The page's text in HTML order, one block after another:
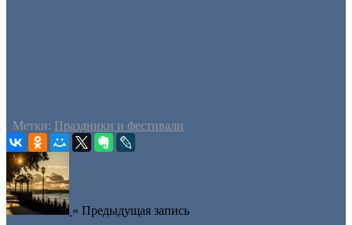
Метки: Праздники и фестивали
« Предыдущая запись